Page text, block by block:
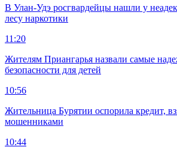
В Улан-Удэ росгвардейцы нашли у
лесу наркотики
11:20
Жителям Приангарья назвали самые
безопасности для детей
10:56
Жительница Бурятии оспорила кредит,
мошенниками
10:44